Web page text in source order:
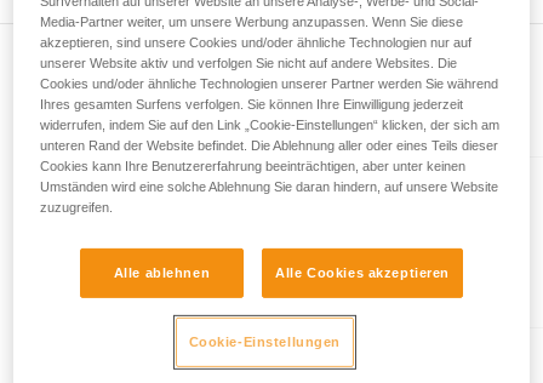
Im Artikel erklärt
VOLTA® GUIDE 9 mm
Seil von 9 mm Durchmesser mit
Guide-UIAA-Dry-Imprägnierung
für ultimative Performance beim
Klettern oder Bergsteigen
RUMBA® 8 mm
Media-Partner weiter, um unsere Werbung anzupassen. Wenn Sie diese
akzeptieren, sind unsere Cookies und/oder ähnliche Technologien nur auf
unserer Website aktiv und verfolgen Sie nicht auf andere Websites. Die
Cookies und/oder ähnliche Technologien unserer Partner werden Sie während
Ihres gesamten Surfens verfolgen. Sie können Ihre Einwilligung jederzeit
widerrufen, indem Sie auf den Link „Cookie-Einstellungen“ klicken, der sich am
unteren Rand der Website befindet. Die Ablehnung aller oder eines Teils dieser
Cookies kann Ihre Benutzererfahrung beeinträchtigen, aber unter keinen
Umständen wird eine solche Ablehnung Sie daran hindern, auf unsere Website
zuzugreifen.
Alle ablehnen Alle Cookies akzeptieren
Cookie-Einstellungen